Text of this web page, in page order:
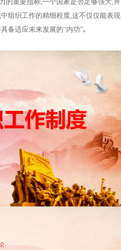
重要指标,一个国家是否足够强大,并
组织工作的精细程度,这不仅仅能表现
备适应未来发展的“内功”｡